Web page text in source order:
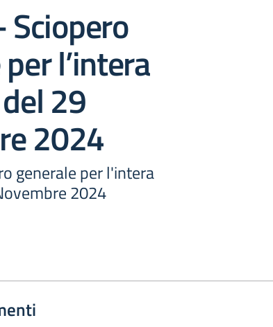
Sciopero
l’intera
29
2024
generale per l'intera
2024